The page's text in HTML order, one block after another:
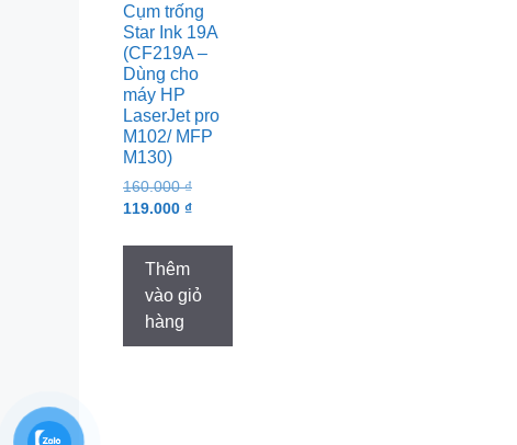
Cụm trống
Star Ink 19A
(CF219A –
Dùng cho
máy HP
LaserJet pro
M102/ MFP
M130)
160.000₫Original
price
119.000 ₫Current
Thêm
vào giỏ
hàng